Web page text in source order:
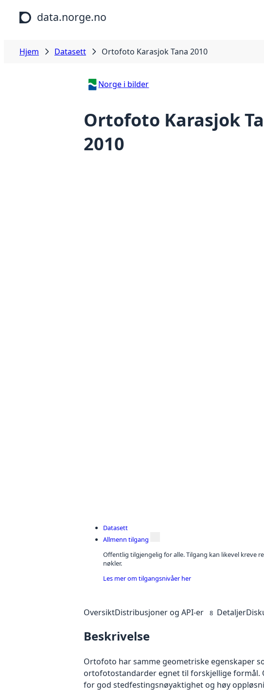
Hopp til hovedinnhold
data.norge.no
Hjem Datasett Ortofoto Karasjok Tana 2010
Norge i bilder
Ortofoto Karasjok
2010
Datasett
Allmenn tilgang
Offentlig tilgjengelig for alle. Tilgang kan likevel kreve
nøkler.
Les mer om tilgangsnivåer her
OversiktDistribusjoner og API-er 8 Detaljer
Beskrivelse
Ortofoto har samme geometriske egenskaper
ortofotostandarder egnet til forskjellige
for god stedfestingsnøyaktighet og høy